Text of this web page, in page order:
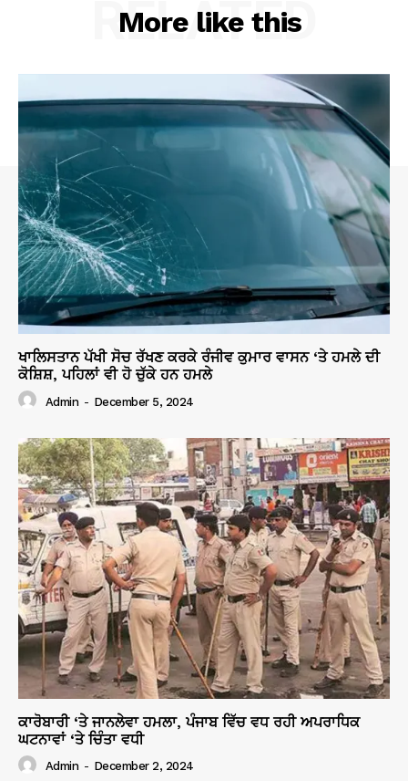
More like this
RELATED
ਖਾਲਿਸਤਾਨ ਪੱਖੀ ਸੋਚ ਰੱਖਣ ਕਰਕੇ ਰੰਜੀਵ ਕੁਮਾਰ ਵਾਸਨ ‘ਤੇ ਹਮਲੇ ਦੀ
ਕੋਸ਼ਿਸ਼, ਪਹਿਲਾਂ ਵੀ ਹੋ ਚੁੱਕੇ ਹਨ ਹਮਲੇ
Admin - December 5, 2024
ਕਾਰੋਬਾਰੀ ‘ਤੇ ਜਾਨਲੇਵਾ ਹਮਲਾ, ਪੰਜਾਬ ਵਿੱਚ ਵਧ ਰਹੀ ਅਪਰਾਧਿਕ
ਘਟਨਾਵਾਂ ‘ਤੇ ਚਿੰਤਾ ਵਧੀ
Admin - December 2, 2024